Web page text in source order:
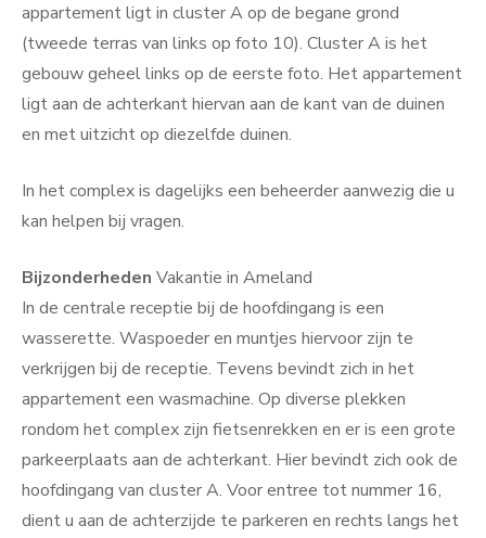
appartement ligt in cluster A op de begane grond
(tweede terras van links op foto 10). Cluster A is het
gebouw geheel links op de eerste foto. Het appartement
ligt aan de achterkant hiervan aan de kant van de duinen
en met uitzicht op diezelfde duinen.
In het complex is dagelijks een beheerder aanwezig die u
kan helpen bij vragen.
Bijzonderheden Vakantie in Ameland
In de centrale receptie bij de hoofdingang is een
wasserette. Waspoeder en muntjes hiervoor zijn te
verkrijgen bij de receptie. Tevens bevindt zich in het
appartement een wasmachine. Op diverse plekken
rondom het complex zijn fietsenrekken en er is een grote
parkeerplaats aan de achterkant. Hier bevindt zich ook de
hoofdingang van cluster A. Voor entree tot nummer 16,
dient u aan de achterzijde te parkeren en rechts langs het